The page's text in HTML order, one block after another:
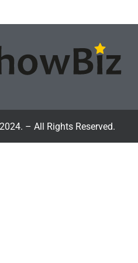
– All Rights Reserved.